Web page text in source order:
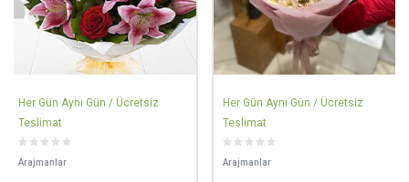
Her Gün Aynı Gün / Ücretsiz
Teslimat
Arajmanlar
Her Gün Aynı Gün / Ücretsiz
Teslimat
Arajmanlar